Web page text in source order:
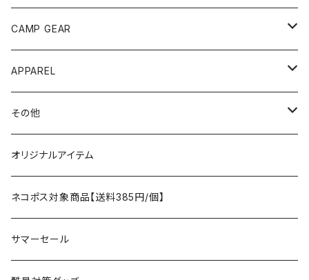
ANOBA
AO COOLERS
asobito
AS2OV
AXESQUIN
Ballistics
テント、シェルター
バックパック
ポーチ／サコッシュ
ストレージ
パッキングアクセサリー
スリーピングギア
CAMP GEAR
テント、タープ
テント、シェルター
タープ
スリーピングギア
寝袋
マット
テーブル、チェア
テーブル
チェア
ランタン、ライト
燃料ランタン
LEDライト
焚火台／薪ストーブ
APPAREL
トップス
ボトムス
アンダーウェア
ハンドウェア
その他
遊び
フィッシング
ラジコン
ケア用品
雑貨
オリジナルアイテム
ネコポス対象商品【送料385円/個】
サマーセール